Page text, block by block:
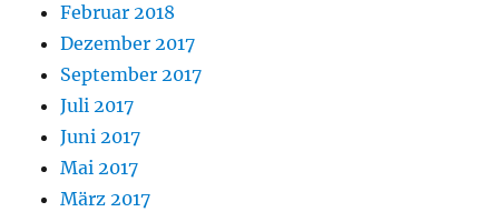
Februar 2018
Dezember 2017
September 2017
Juli 2017
Juni 2017
Mai 2017
März 2017